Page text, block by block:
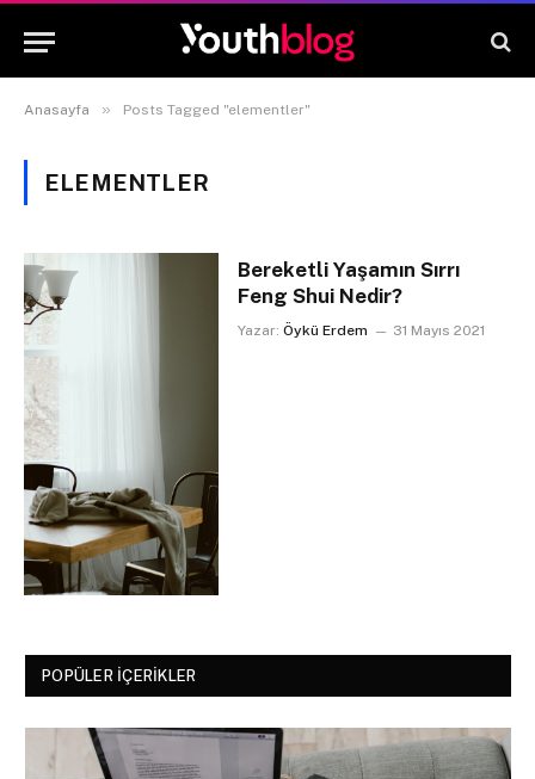
Anasayfa » Posts Tagged "elementler"
ELEMENTLER
Bereketli Yaşamın Sırrı
Feng Shui Nedir?
Yazar: Öykü Erdem 31 Mayıs 2021
POPÜLER İÇERIKLER